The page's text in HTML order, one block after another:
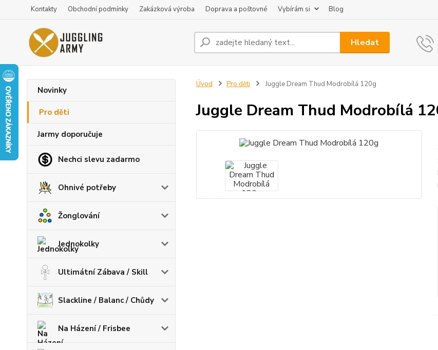
Kontakty Obchodní podmínky Zakázková výroba Doprava a poštovné Vybírám si Blog
Hledat
Novinky
Pro děti
Jarmy doporučuje
Nechci slevu zadarmo
Ohnivé potřeby
Žonglování
Jednokolky
Ultimátní Zábava / Skill
Slackline / Balanc / Chůdy
Na Házení / Frisbee
Úvod Pro děti Juggle Dream Thud Modrobílá 120g
Juggle Dream Thud Modrobílá